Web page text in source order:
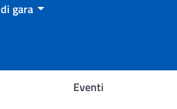
gara
Eventi